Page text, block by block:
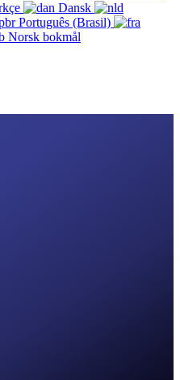
Dansk
Português (Brasil)
Norsk bokmål